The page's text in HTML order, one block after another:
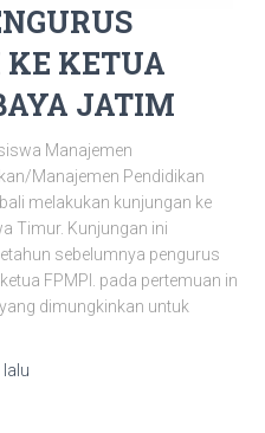
KETUA
JATIM
Manajemen
Manajemen Pendidikan
melakukan kunjungan ke
Timur. Kunjungan ini
sebelumnya pengurus
FPMPI. pada pertemuan in
dimungkinkan untuk